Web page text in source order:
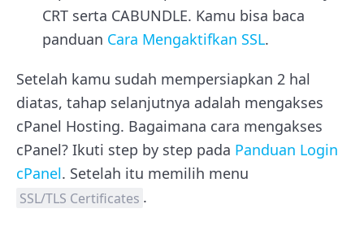
CRT serta CABUNDLE. Kamu bisa baca
panduan Cara Mengaktifkan SSL.
Setelah kamu sudah mempersiapkan 2 hal
diatas, tahap selanjutnya adalah mengakses
cPanel Hosting. Bagaimana cara mengakses
cPanel? Ikuti step by step pada Panduan Login
cPanel. Setelah itu memilih menu
SSL/TLS Certificates .